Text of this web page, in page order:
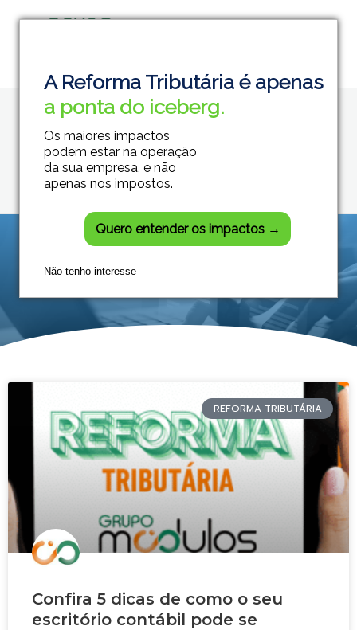
A Reforma Tributária é apenas
a ponta do iceberg.
Os maiores impactos
podem estar na operação
da sua empresa, e não
apenas nos impostos.
Quero entender os impactos →
Não tenho interesse
Grupo Módulos
Sistemas Contábeis e Empresariais
Posts tagged: Lei
Complementar
214/2025
REFORMA TRIBUTÁRIA
Confira 5 dicas de como o seu
escritório contábil pode se